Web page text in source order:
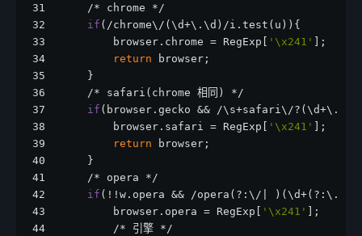
31
32
33
34
35
36
37
38
39
40
41
42
43
44
    /* chrome */
if (/chrome\/(\d+\.\d)/i.test(u)){
        browser.chrome = RegExp[
'\x241' ];
return browser;
    }
    /* safari(chrome 相同) */
if (browser.gecko && /\s+safari\/
        browser.safari = RegExp[
'\x241' ];
return browser;
    }
    /* opera */
if (!!w.opera && /opera(?:\/|
        browser.opera = RegExp[
'\x241' ];
        /* 引擎 */